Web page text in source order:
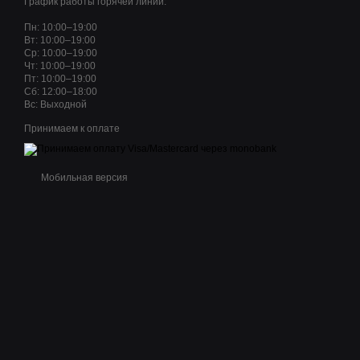
Пн: 10:00–19:00
Вт: 10:00–19:00
Ср: 10:00–19:00
Чт: 10:00–19:00
Пт: 10:00–19:00
Сб: 12:00–18:00
Вс: Выходной
Принимаем к оплате
Мобильная версия